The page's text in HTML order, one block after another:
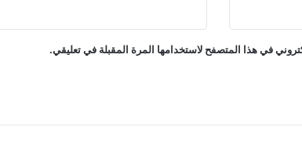
في هذا المتصفح لاستخدامها المرة المقبلة في تعليقي.